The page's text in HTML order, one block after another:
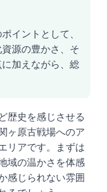
イントとして、
源の豊かさ、そ
加えながら、総
歴史を感じさせる
ヶ原古戦場へのア
リアです。まずは
域の温かさを体感
感じられない雰囲